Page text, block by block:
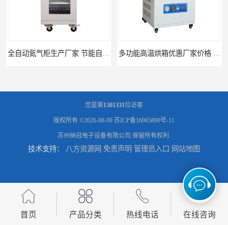
全自动氮气柜生产厂家 节能自制氮气柜优质供应 多功能高温烘箱优惠厂家价格 高温干燥箱供应直销
广州天河高温烘箱厂家供应 智能高温烘箱非标定制价格 全自动电子防潮柜厂家优惠定制 全自动防潮柜设备供应
您是第1301331位访客
版权所有 ©2026-08-09 苏ICP备16065890号-11
苏州纳冠电子设备有限公司 保留所有权利.
技术支持： 八方资源网 免责声明 管理员入口 网站地图
首页 产品分类 热线电话 在线咨询